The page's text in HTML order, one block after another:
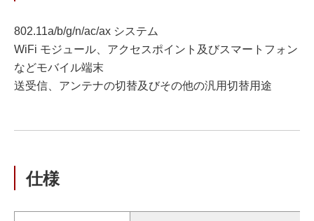
802.11a/b/g/n/ac/ax システム
WiFi モジュール、アクセスポイント及びスマートフォン
などモバイル端末
送受信、アンテナの切替及びその他の汎用切替用途
仕様